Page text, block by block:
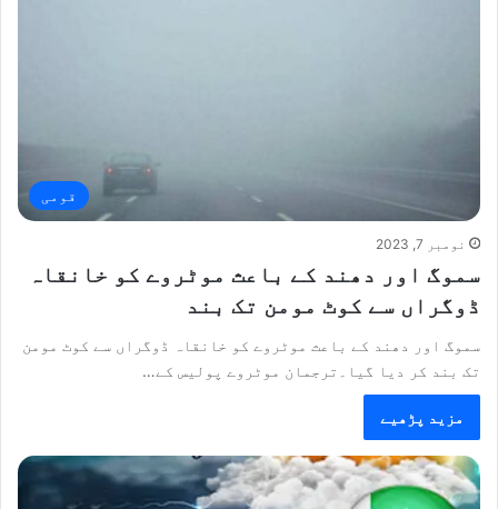
قومی
نومبر 7, 2023
سموگ اور دھند کے باعث موٹروے کو خانقاہ
ڈوگراں سے کوٹ مومن تک بند
سموگ اور دھند کے باعث موٹروے کو خانقاہ ڈوگراں سے کوٹ مومن
تک بند کر دیا گیا۔ترجمان موٹروے پولیس کے…
مزید پڑھیے